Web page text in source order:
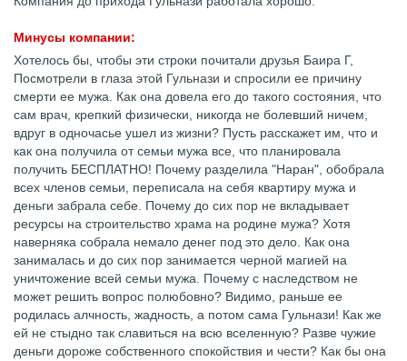
Минусы компании:
Хотелось бы, чтобы эти строки почитали друзья Баира Г,
Посмотрели в глаза этой Гульнази и спросили ее причину
смерти ее мужа. Как она довела его до такого состояния, что
сам врач, крепкий физически, никогда не болевший ничем,
вдруг в одночасье ушел из жизни? Пусть расскажет им, что и
как она получила от семьи мужа все, что планировала
получить БЕСПЛАТНО! Почему разделила "Наран", обобрала
всех членов семьи, переписала на себя квартиру мужа и
деньги забрала себе. Почему до сих пор не вкладывает
ресурсы на строительство храма на родине мужа? Хотя
наверняка собрала немало денег под это дело. Как она
занималась и до сих пор занимается черной магией на
уничтожение всей семьи мужа. Почему с наследством не
может решить вопрос полюбовно? Видимо, раньше ее
родилась алчность, жадность, а потом сама Гульнази! Как же
ей не стыдно так славиться на всю вселенную? Разве чужие
деньги дороже собственного спокойствия и чести? Как бы она